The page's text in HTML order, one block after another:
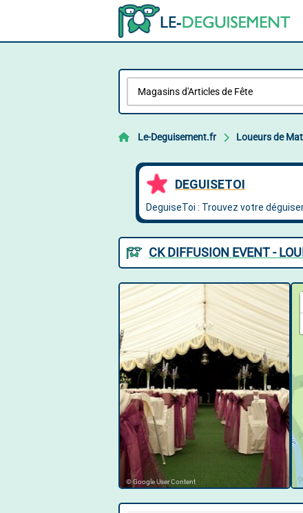
Le-Deguisement.fr Loueurs de
CK DIFFUSION EVENT -
© Google User Content